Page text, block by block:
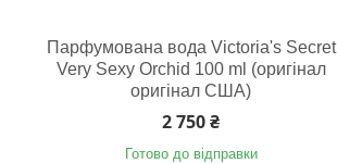
Парфумована вода Victoria's Secret
Very Sexy Orchid 100 ml (оригінал
оригінал США)
2 750 ₴
Готово до відправки